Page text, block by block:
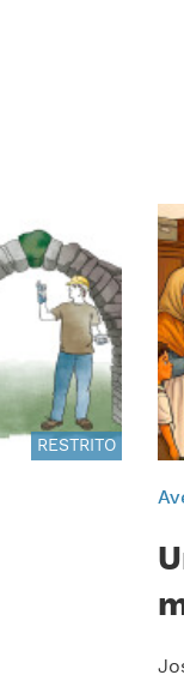
RESTRITO